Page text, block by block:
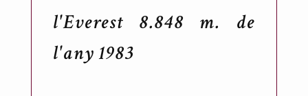
l'Everest 8.848 m. de
l'any 1983